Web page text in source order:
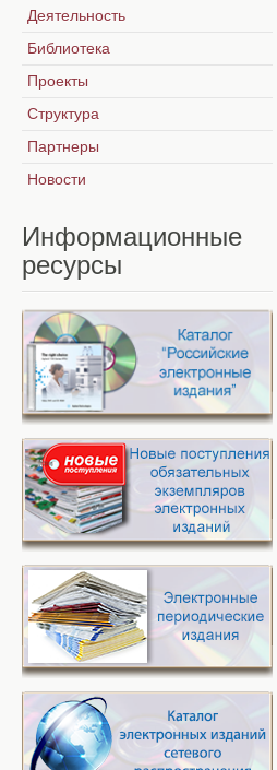
Деятельность
Библиотека
Проекты
Структура
Партнеры
Новости
Информационные
ресурсы